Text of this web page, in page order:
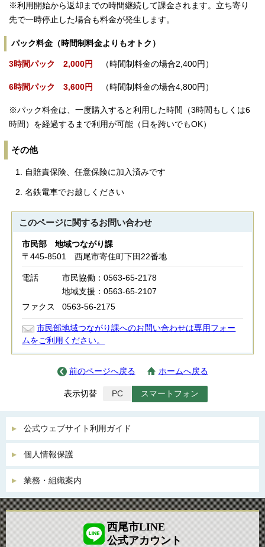
※利用開始から返却までの時間継続して課金されます。立ち寄り
先で一時停止した場合も料金が発生します。
パック料金（時間制料金よりもオトク）
3時間パック 2,000円 （時間制料金の場合2,400円）
6時間パック 3,600円 （時間制料金の場合4,800円）
※パック料金は、一度購入すると利用した時間（3時間もしくは6
時間）を経過するまで利用が可能（日を跨いでもOK）
その他
自賠責保険、任意保険に加入済みです
名鉄電車でお越しください
このページに関するお問い合わせ
市民部 地域つながり課
〒445-8501 西尾市寄住町下田22番地
電話
市民協働：0563-65-2178
地域支援：0563-65-2107
ファクス
0563-56-2175
市民部地域つながり課へのお問い合わせは専用フォー
ムをご利用ください。
前のページへ戻る ホームへ戻る
表示切替 PC スマートフォン
公式ウェブサイト利用ガイド
個人情報保護
業務・組織案内
西尾市LINE
公式アカウント